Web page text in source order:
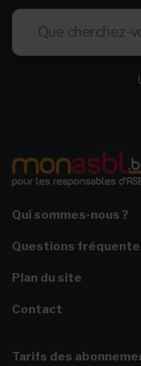
Qui sommes-nous ?
Questions
Plan du site
Contact
Tarifs des